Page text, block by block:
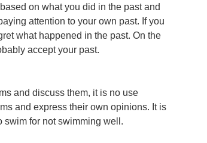
on what you did in the past and
attention to your own past. If you
what happened in the past. On the
accept your past.
and discuss them, it is no use
and express their own opinions. It is
swim for not swimming well.